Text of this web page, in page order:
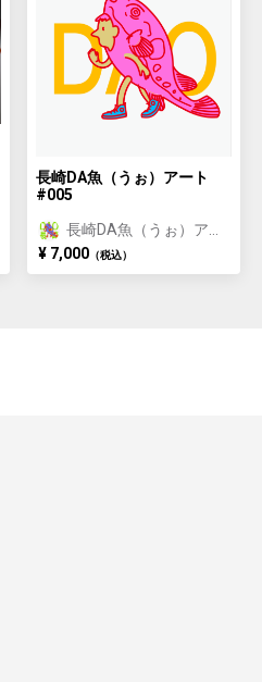
長崎DA魚（うぉ）アート
#005
長崎DA魚（うぉ）アー
ト/長崎おさかな体験特
典付き
¥ 7,000 （税込）